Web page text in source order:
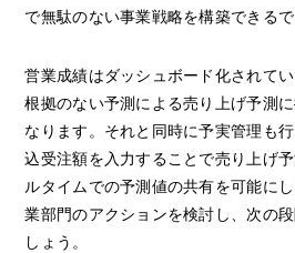
で無駄のない事業戦略を構築できるで
営業成績はダッシュボード化されて
根拠のない予測による売り上げ予測
なります。それと同時に予実管理も
込受注額を入力することで売り上げ
ルタイムでの予測値の共有を可能に
業部門のアクションを検討し、次の
しょう。